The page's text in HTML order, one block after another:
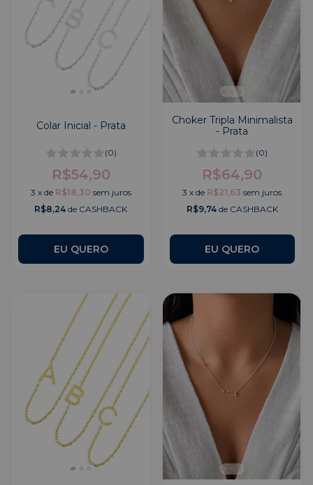
Colar Inicial - Prata
(0)
R$54,90
3 x de R$18,30 sem juros
R$8,24 de CASHBACK
EU QUERO
Choker Tripla Minimalista
- Prata
(0)
R$64,90
3 xde R$21,63 sem juros
R$9,74de CASHBACK